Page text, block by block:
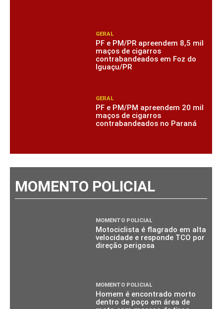
GERAL
PF e PM/PR apreendem 8,5 mil
maços de cigarros
contrabandeados em Foz do
Iguaçu/PR
GERAL
PF e PM/PM apreendem 20 mil
maços de cigarros
contrabandeados no Paraná
MOMENTO POLICIAL
MOMENTO POLICIAL
Motociclista é flagrado em alta
velocidade e responde TCO por
direção perigosa
MOMENTO POLICIAL
Homem é encontrado morto
dentro de poço em área de